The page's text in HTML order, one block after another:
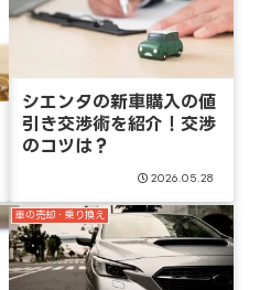
シエンタの新車購入の値
引き交渉術を紹介！交渉
のコツは？
2026.05.28
車の売却・乗り換え